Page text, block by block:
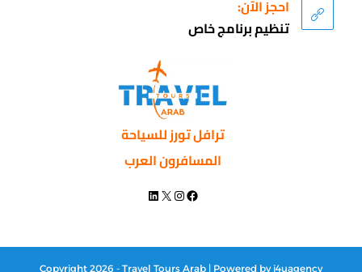
احجز الآن:
تنظيم برنامج خاص
ترافل تورز للسياحة
المسافرون العرب
Copyright 2026 - Travel Tours Arab | Powered by i4uagency